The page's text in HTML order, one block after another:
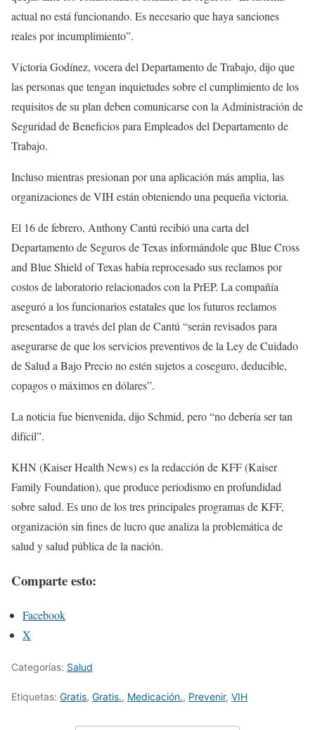
actual no está funcionando. Es necesario que haya sanciones
reales por incumplimiento”.
Victoria Godínez, vocera del Departamento de Trabajo, dijo que
las personas que tengan inquietudes sobre el cumplimiento de los
requisitos de su plan deben comunicarse con la Administración de
Seguridad de Beneficios para Empleados del Departamento de
Trabajo.
Incluso mientras presionan por una aplicación más amplia, las
organizaciones de VIH están obteniendo una pequeña victoria.
El 16 de febrero, Anthony Cantú recibió una carta del
Departamento de Seguros de Texas informándole que Blue Cross
and Blue Shield of Texas había reprocesado sus reclamos por
costos de laboratorio relacionados con la PrEP. La compañía
aseguró a los funcionarios estatales que los futuros reclamos
presentados a través del plan de Cantú “serán revisados para
asegurarse de que los servicios preventivos de la Ley de Cuidado
de Salud a Bajo Precio no estén sujetos a coseguro, deducible,
copagos o máximos en dólares”.
La noticia fue bienvenida, dijo Schmid, pero “no debería ser tan
difícil”.
KHN (Kaiser Health News) es la redacción de KFF (Kaiser
Family Foundation), que produce periodismo en profundidad
sobre salud. Es uno de los tres principales programas de KFF,
organización sin fines de lucro que analiza la problemática de
salud y salud pública de la nación.
Comparte esto:
Facebook
X
Categorías: Salud
Etiquetas: Gratis, Gratis., Medicación., Prevenir, VIH